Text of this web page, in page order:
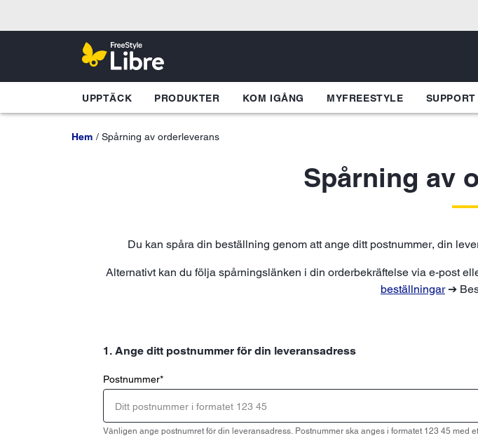
UPPTÄCK PRODUKTER KOM IGÅNG MYFREESTYLE SUPPORT
Hem Spårning av orderleverans
Spårning av
Du kan spåra din beställning genom att ange ditt postnummer, din
Alternativt kan du följa spårningslänken i din orderbekräftelse via e-post
beställningar➔
1. Ange ditt postnummer för din leveransadress
Postnummer*
Vänligen ange postnumret för din leveransadress. Postnummer ska anges i formatet 123 45 med